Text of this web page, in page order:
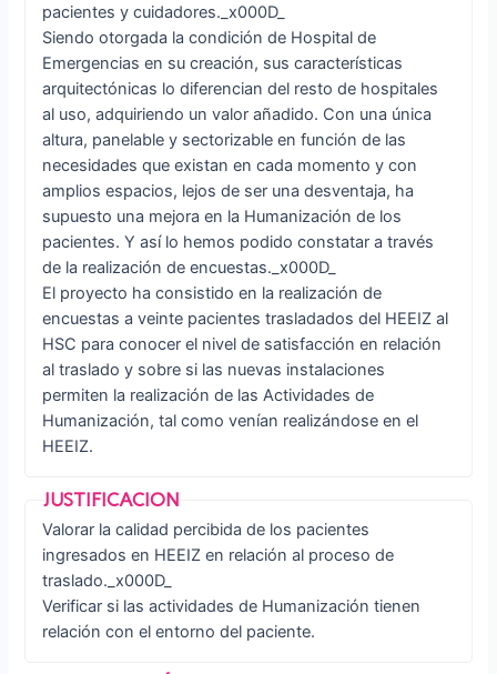
pacientes y cuidadores._x000D_
Siendo otorgada la condición de Hospital de
Emergencias en su creación, sus características
arquitectónicas lo diferencian del resto de hospitales
al uso, adquiriendo un valor añadido. Con una única
altura, panelable y sectorizable en función de las
necesidades que existan en cada momento y con
amplios espacios, lejos de ser una desventaja, ha
supuesto una mejora en la Humanización de los
pacientes. Y así lo hemos podido constatar a través
de la realización de encuestas._x000D_
El proyecto ha consistido en la realización de
encuestas a veinte pacientes trasladados del HEEIZ al
HSC para conocer el nivel de satisfacción en relación
al traslado y sobre si las nuevas instalaciones
permiten la realización de las Actividades de
Humanización, tal como venían realizándose en el
HEEIZ.
Valorar la calidad percibida de los pacientes
ingresados en HEEIZ en relación al proceso de
traslado._x000D_
Verificar si las actividades de Humanización tienen
relación con el entorno del paciente.